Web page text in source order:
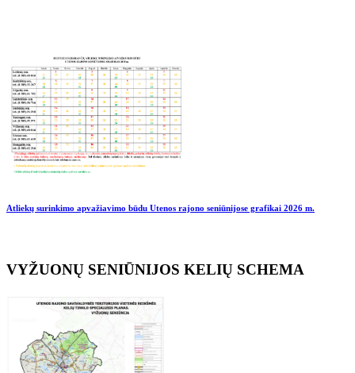
Atliekų surinkimo apvažiavimo būdu Utenos rajono seniūnijose grafikai 2026 m.
VYŽUONŲ SENIŪNIJOS KELIŲ SCHEMA